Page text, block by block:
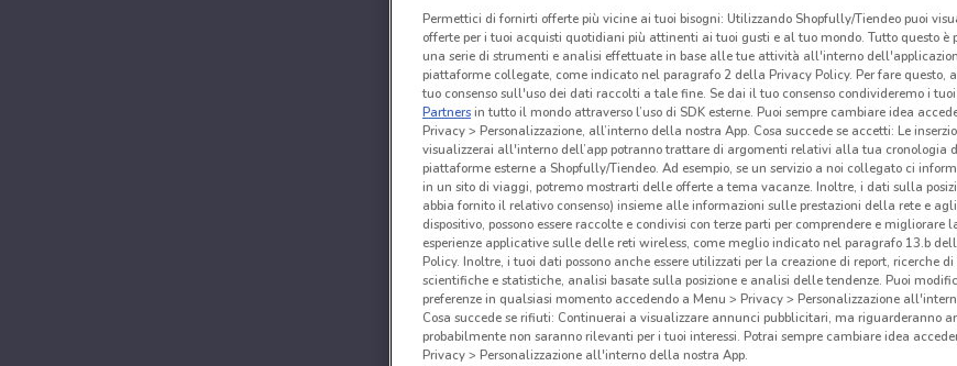
Permettici di fornirti offerte più vicine ai tuoi bisogni: Utilizzando Shopfully/Tiendeo puoi
offerte per i tuoi acquisti quotidiani più attinenti ai tuoi gusti e al tuo mondo. Tutto questo è
una serie di strumenti e analisi effettuate in base alle tue attività all'interno
piattaforme collegate, come indicato nel paragrafo 2 della Privacy Policy. Per fare questo,
tuo consenso sull'uso dei dati raccolti a tale fine. Se dai il tuo consenso condivideremo i
Partnersin tutto il mondo attraverso l’uso di SDK esterne. Puoi sempre cambiare idea
Privacy > Personalizzazione, all’interno della nostra App. Cosa succede se accetti: Le
visualizzerai all'interno dell’app potranno trattare di argomenti relativi alla tua cronologia
piattaforme esterne a Shopfully/Tiendeo. Ad esempio, se un servizio a noi collegato ci
in un sito di viaggi, potremo mostrarti delle offerte a tema vacanze. Inoltre, i dati sulla
abbia fornito il relativo consenso) insieme alle informazioni sulle prestazioni della rete e
dispositivo, possono essere raccolte e condivisi con terze parti per comprendere e migliorare
esperienze applicative sulle delle reti wireless, come meglio indicato nel paragrafo 13.b
Policy. Inoltre, i tuoi dati possono anche essere utilizzati per la creazione di report, ricerche
scientifiche e statistiche, analisi basate sulla posizione e analisi delle tendenze. Puoi
preferenze in qualsiasi momento accedendo a Menu > Privacy > Personalizzazione
Cosa succede se rifiuti: Continuerai a visualizzare annunci pubblicitari, ma riguarderanno
probabilmente non saranno rilevanti per i tuoi interessi. Potrai sempre cambiare idea
Privacy > Personalizzazione all'interno della nostra App.